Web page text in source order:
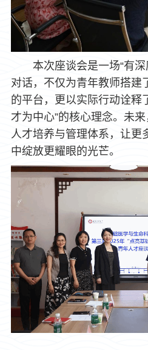
本次座谈会是一场“有
对话，不仅为青年教师搭建
的平台，更以实际行动诠释
才为中心”的核心理念。未
人才培养与管理体系，让更
中绽放更耀眼的光芒。